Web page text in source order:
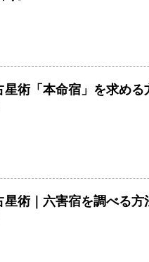
星術「本命宿」を求める
星術｜六害宿を調べる方